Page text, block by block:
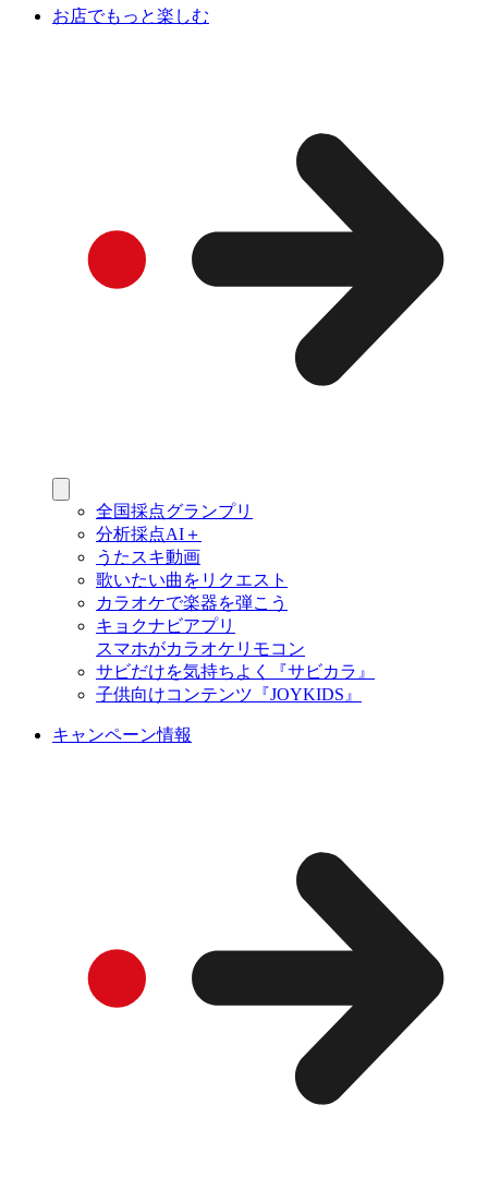
お店でもっと楽しむ
全国採点グランプリ
分析採点AI＋
うたスキ動画
歌いたい曲をリクエスト
カラオケで楽器を弾こう
キョクナビアプリ
スマホがカラオケリモコン
サビだけを気持ちよく『サビカラ』
子供向けコンテンツ『JOYKIDS』
キャンペーン情報